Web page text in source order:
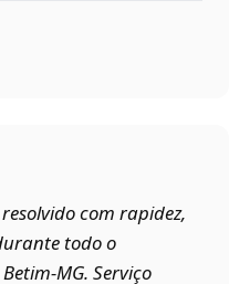
com rapidez,
todo o
Serviço